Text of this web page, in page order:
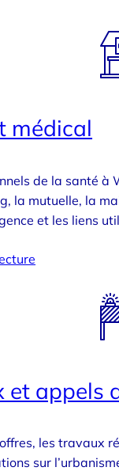
médical
de la santé à
la mutuelle, la
et les liens
et appels
les travaux
sur